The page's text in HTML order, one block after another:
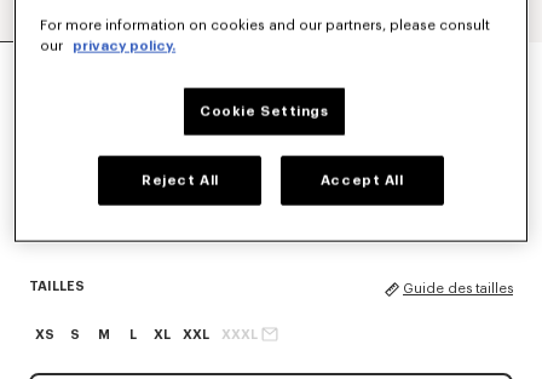
SWEATSHIRT À CAPUCHE BRODÉ 'KENZO
COULEUR :Kaki
TAILLES Guide des tailles
XS S M L XL XXL XXXL
For more information on cookies and our partners, please consult
our
privacy policy.
Cookie Settings
Reject All Accept All